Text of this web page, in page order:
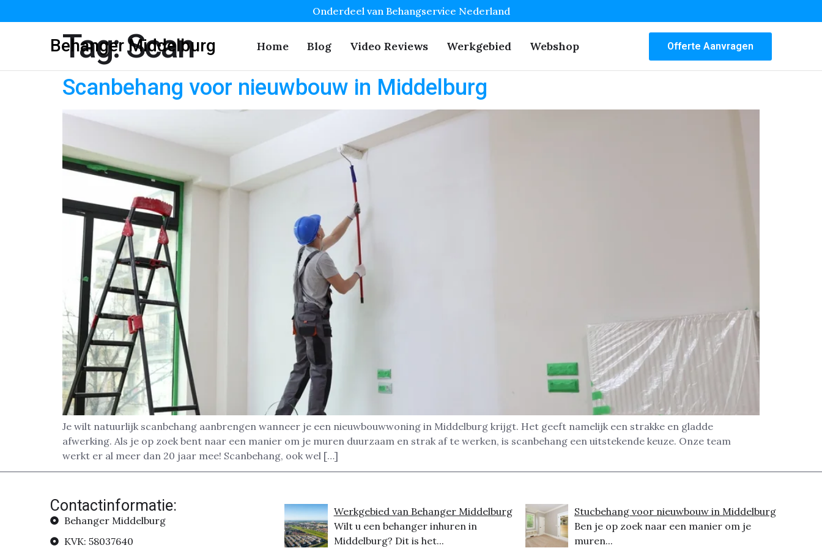
Onderdeel van Behangservice Nederland
Behanger Middelburg Home Blog Video Reviews Werkgebied Webshop Offerte Aanvragen
Tag:Scan
Scanbehang voor nieuwbouw in Middelburg
Je wilt natuurlijk scanbehang aanbrengen wanneer je een nieuwbouwwoning in Middelburg krijgt. Het geeft namelijk een strakke en gladde
afwerking. Als je op zoek bent naar een manier om je muren duurzaam en strak af te werken, is scanbehang een uitstekende keuze. Onze team
werkt er al meer dan 20 jaar mee! Scanbehang, ook wel […]
Contactinformatie:
Behanger Middelburg
KVK: 58037640
Werkgebied van Behanger Middelburg
Wilt u een behanger inhuren in
Middelburg? Dit is het...
Stucbehang voor nieuwbouw in Middelburg
Ben je op zoek naar een manier om je
muren...